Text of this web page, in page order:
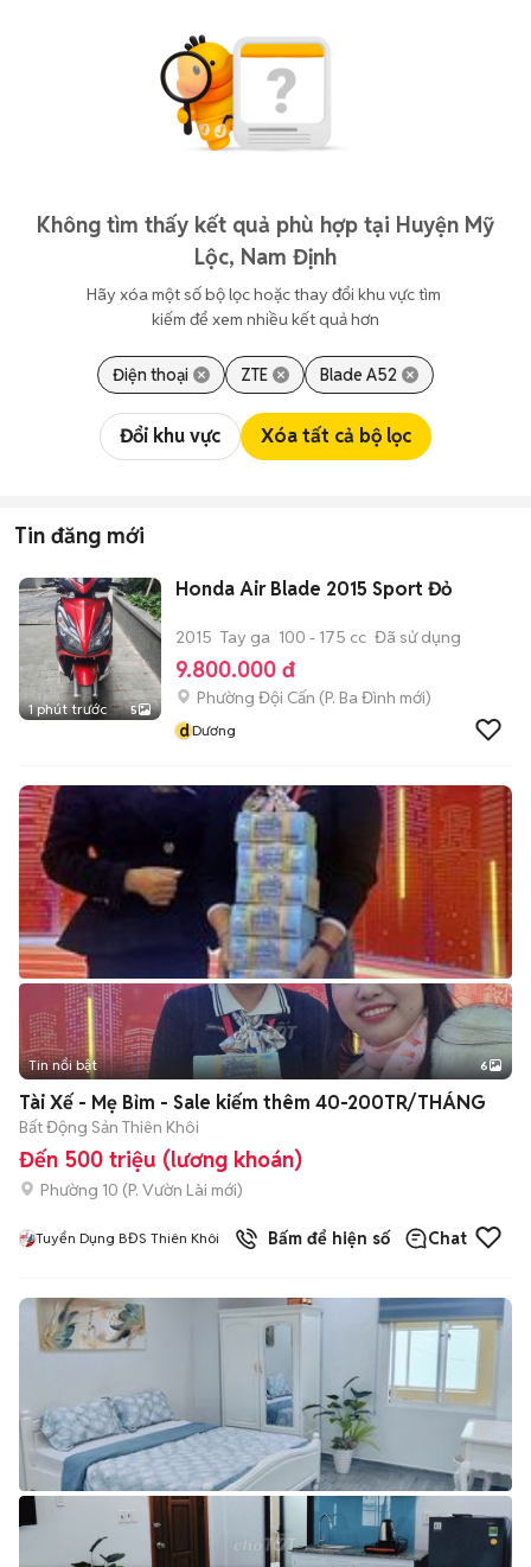
Không tìm thấy kết quả phù hợp tại Huyện Mỹ
Lộc, Nam Định
Hãy xóa một số bộ lọc hoặc thay đổi khu vực tìm
kiếm để xem nhiều kết quả hơn
Điện thoại ZTE Blade A52
Đổi khu vực Xóa tất cả bộ lọc
Tin đăng mới
1 phút trước 5
Honda Air Blade 2015 Sport Đỏ
2015 Tay ga 100 - 175 cc Đã sử dụng
9.800.000 đ
Phường Đội Cấn (P. Ba Đình mới)
dDương
+2
Tin nổi bật 6
Tài Xế - Mẹ Bỉm - Sale kiếm thêm 40-200TR/THÁNG
Bất Động Sản Thiên Khôi
Đến 500 triệu (lương khoán)
Phường 10 (P. Vườn Lài mới)
Tuyển Dụng BĐS Thiên Khôi Bấm để hiện số Chat